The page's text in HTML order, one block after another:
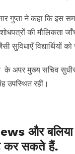
गुप्ता ने कहा कि इस
की मौलिकता
सुविधाएँ विद्यार्थियों
अपर मुख्य सचिव सुधीर
उपस्थित रहीं।
और बलिया
कर सकते हैं.